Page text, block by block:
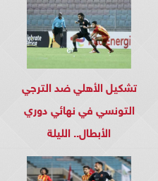
تشكيل الأهلي ضد الترجي
التونسي في نهائي دوري
الأبطال.. الليلة